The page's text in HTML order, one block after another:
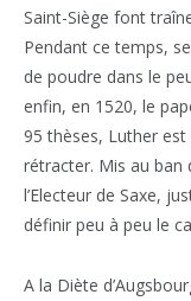
Saint-Siège font
Pendant ce temps,
de poudre dans le
enfin, en 1520, le
95 thèses, Luther
rétracter. Mis au ban
l’Electeur de Saxe,
définir peu à peu le
A la Diète